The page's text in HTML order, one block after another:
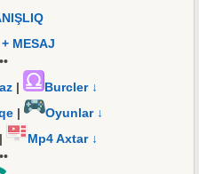
MESAJ
|
Burcler ↓
|
Oyunlar ↓
Mp4 Axtar ↓